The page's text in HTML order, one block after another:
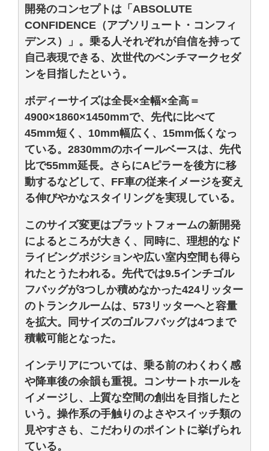
開発のコンセプトは「ABSOLUTE
CONFIDENCE（アブソリュート・コンフィ
デンス）」。乗る人それぞれが自信を持って
自己表現できる、次世代のベンチマークセダ
ンを目指したという。
ボディーサイズは全長×全幅×全高＝
4900×1860×1450mmで、先代に比べて
45mm短く、10mm幅広く、15mm低くなっ
ている。2830mmのホイールベースは、先代
比で55mm延長。さらにAピラーを後方に移
動するなどして、FF車の従来イメージを変え
る伸びやかなスタイリングを実現している。
このサイズ変更はプラットフォームの新開発
によるところが大きく、同時に、理想的なド
ライビングポジションや広い室内空間も得ら
れたとうたわれる。先代では9.5インチゴル
フバッグが3つしか積めなかった424リッター
のトランクルームは、573リッターへと容量
を拡大。同サイズのゴルフバッグは4つまで
積載可能となった。
インテリアについては、乗る前のわくわく感
や降車後の余韻も重視。コンサートホールを
イメージし、上質な空間の創出を目指したと
いう。操作系の手触りのよさやスイッチ類の
見やすさも、こだわりのポイントに挙げられ
ている。